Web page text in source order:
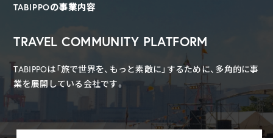
TABIPPOの事業内容
TRAVEL COMMUNITY PLATFORM
TABIPPOは「旅で世界を、もっと素敵に」するために、多角的に事
業を展開している会社です。